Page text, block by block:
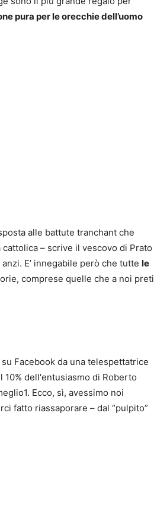
pura per le orecchie dell’uomo
alle battute tranchant che
– scrive il vescovo di Prato
E’ innegabile però che tutte le
comprese quelle che a noi preti
Facebook da una telespettatrice
10% dell'entusiasmo di Roberto
Ecco, sì, avessimo noi
fatto riassaporare – dal “pulpito”